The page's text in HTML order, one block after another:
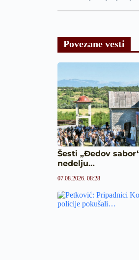
Povezane vesti
Šesti „Đedov
nedelju…
07.08.2026. 08:28